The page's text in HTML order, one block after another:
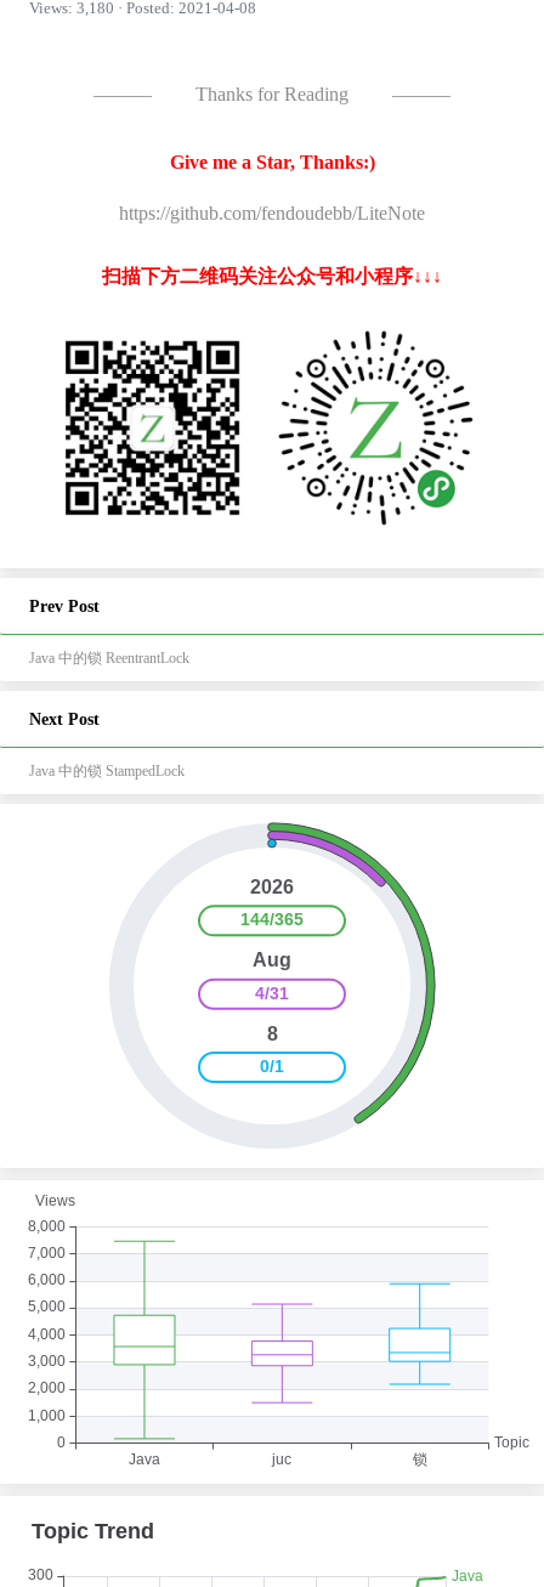
Views: 3,180 · Posted: 2021-04-08
——— Thanks for Reading ———
Give me a Star, Thanks:)
https://github.com/fendoudebb/LiteNote
扫描下方二维码关注公众号和小程序↓↓↓
Prev Post
Java 中的锁 ReentrantLock
Next Post
Java 中的锁 StampedLock